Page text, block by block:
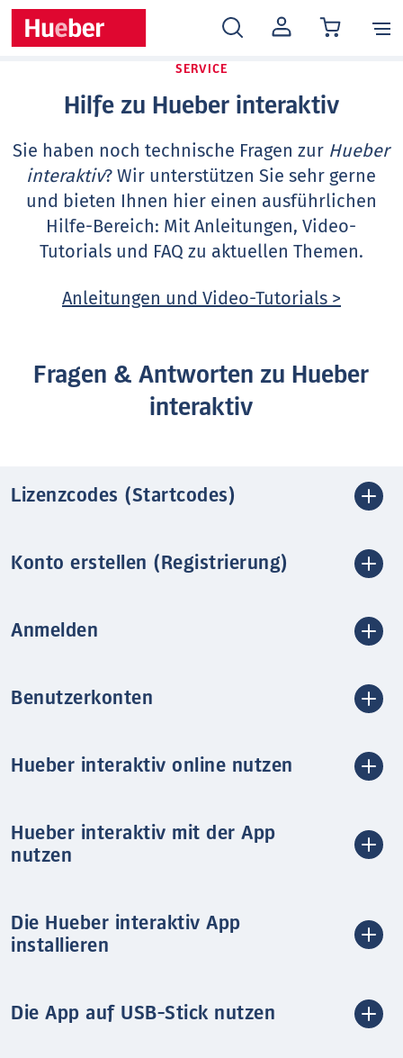
MEIN
KONTO
SERVICE
Hilfe zu Hueber interaktiv
Sie haben noch technische Fragen zur Hueber
interaktiv? Wir unterstützen Sie sehr gerne
und bieten Ihnen hier einen ausführlichen
Hilfe-Bereich: Mit Anleitungen, Video-
Tutorials und FAQ zu aktuellen Themen.
Anleitungen und Video-Tutorials >
Fragen & Antworten zu Hueber
interaktiv
Lizenzcodes (Startcodes)
Konto erstellen (Registrierung)
Anmelden
Benutzerkonten
Hueber interaktiv online nutzen
Hueber interaktiv mit der App
nutzen
Die Hueber interaktiv App
installieren
Die App auf USB-Stick nutzen